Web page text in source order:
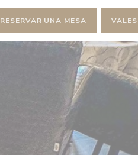
RESERVAR UNA MESA VALES